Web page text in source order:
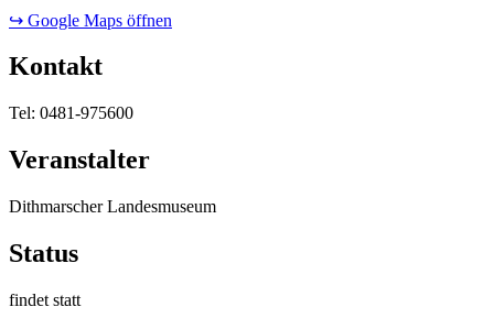
↪ Google Maps öffnen
Kontakt
Tel: 0481-975600
Veranstalter
Dithmarscher Landesmuseum
Status
findet statt